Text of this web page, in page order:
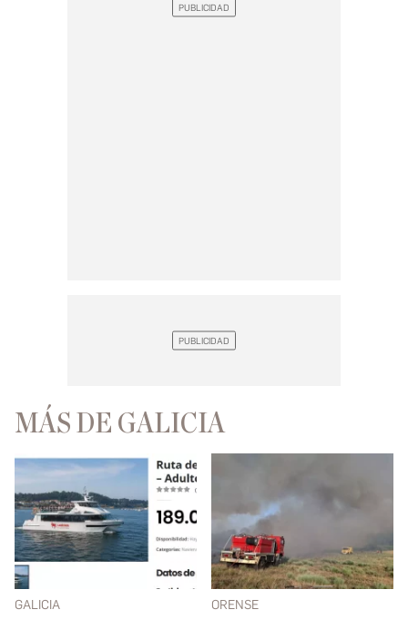
MÁS DE GALICIA
GALICIA ORENSE